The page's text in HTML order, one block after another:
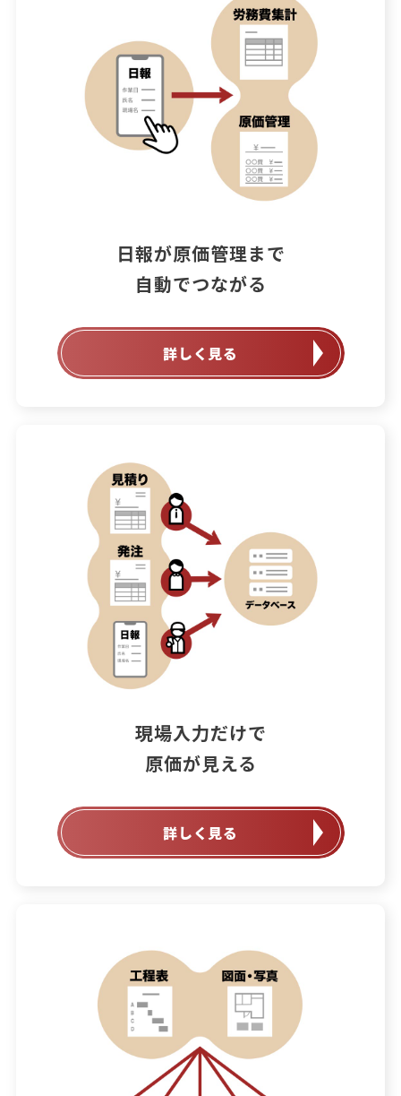
日報が原価管理まで
自動でつながる
詳しく見る
現場入力だけで
原価が見える
詳しく見る